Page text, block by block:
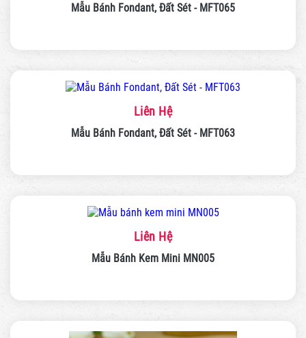
Mẫu Bánh Fondant, Đất Sét - MFT065
Liên Hệ
Mẫu Bánh Fondant, Đất Sét - MFT063
Liên Hệ
Mẫu Bánh Kem Mini MN005